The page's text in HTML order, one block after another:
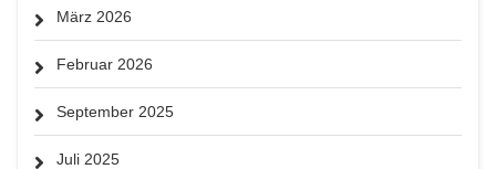
März 2026
Februar 2026
September 2025
Juli 2025